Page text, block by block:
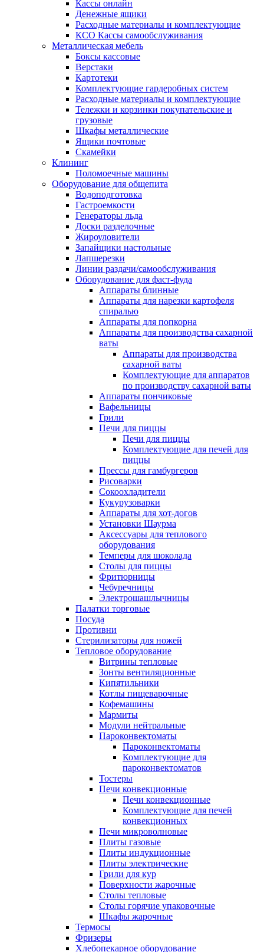
Кассы онлайн
Денежные ящики
Расходные материалы и комплектующие
КСО Кассы самообслуживания
Металлическая мебель
Боксы кассовые
Верстаки
Картотеки
Комплектующие гардеробных систем
Расходные материалы и комплектующие
Тележки и корзинки покупательские и
грузовые
Шкафы металлические
Ящики почтовые
Скамейки
Клининг
Поломоечные машины
Оборудование для общепита
Водоподготовка
Гастроемкости
Генераторы льда
Доски разделочные
Жироуловители
Запайщики настольные
Лапшерезки
Линии раздачи/самообслуживания
Оборудование для фаст-фуда
Аппараты блинные
Аппараты для нарезки картофеля
спиралью
Аппараты для попкорна
Аппараты для производства сахарной
ваты
Аппараты для производства
сахарной ваты
Комплектующие для аппаратов
по производству сахарной ваты
Аппараты пончиковые
Вафельницы
Грили
Печи для пиццы
Печи для пиццы
Комплектующие для печей для
пиццы
Прессы для гамбургеров
Рисоварки
Сокоохладители
Кукурузоварки
Аппараты для хот-догов
Установки Шаурма
Аксессуары для теплового
оборудования
Темперы для шоколада
Столы для пиццы
Фритюрницы
Чебуречницы
Электрошашлычницы
Палатки торговые
Посуда
Противни
Стерилизаторы для ножей
Тепловое оборудование
Витрины тепловые
Зонты вентиляционные
Кипятильники
Котлы пищеварочные
Кофемашины
Мармиты
Модули нейтральные
Пароконвектоматы
Пароконвектоматы
Комплектующие для
пароконвектоматов
Тостеры
Печи конвекционные
Печи конвекционные
Комплектующие для печей
конвекционных
Печи микроволновые
Плиты газовые
Плиты индукционные
Плиты электрические
Грили для кур
Поверхности жарочные
Столы тепловые
Столы горячие упаковочные
Шкафы жарочные
Термосы
Фризеры
Хлебопекарное оборудование